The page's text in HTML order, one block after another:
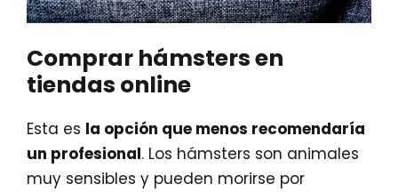
Comprar hámsters en
tiendas online
Esta es la opción que menos recomendaría
un profesional. Los hámsters son animales
muy sensibles y pueden morirse por